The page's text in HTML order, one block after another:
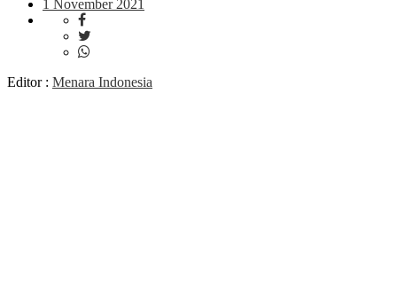
1 November 2021
Editor : Menara Indonesia